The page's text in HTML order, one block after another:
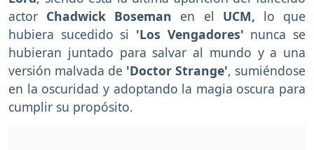
actor Chadwick Boseman en el UCM, lo que
hubiera sucedido si 'Los Vengadores' nunca se
hubieran juntado para salvar al mundo y a una
versión malvada de 'Doctor Strange', sumiéndose
en la oscuridad y adoptando la magia oscura para
cumplir su propósito.